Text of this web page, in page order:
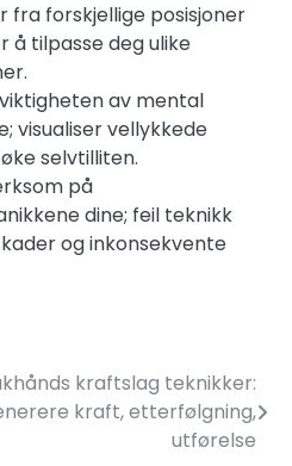
fra forskjellige posisjoner
å tilpasse deg ulike
av mental
visualiser vellykkede
selvtilliten.
på
dine; feil teknikk
og inkonsekvente
kraftslag teknikker:
kraft, etterfølgning,
utførelse